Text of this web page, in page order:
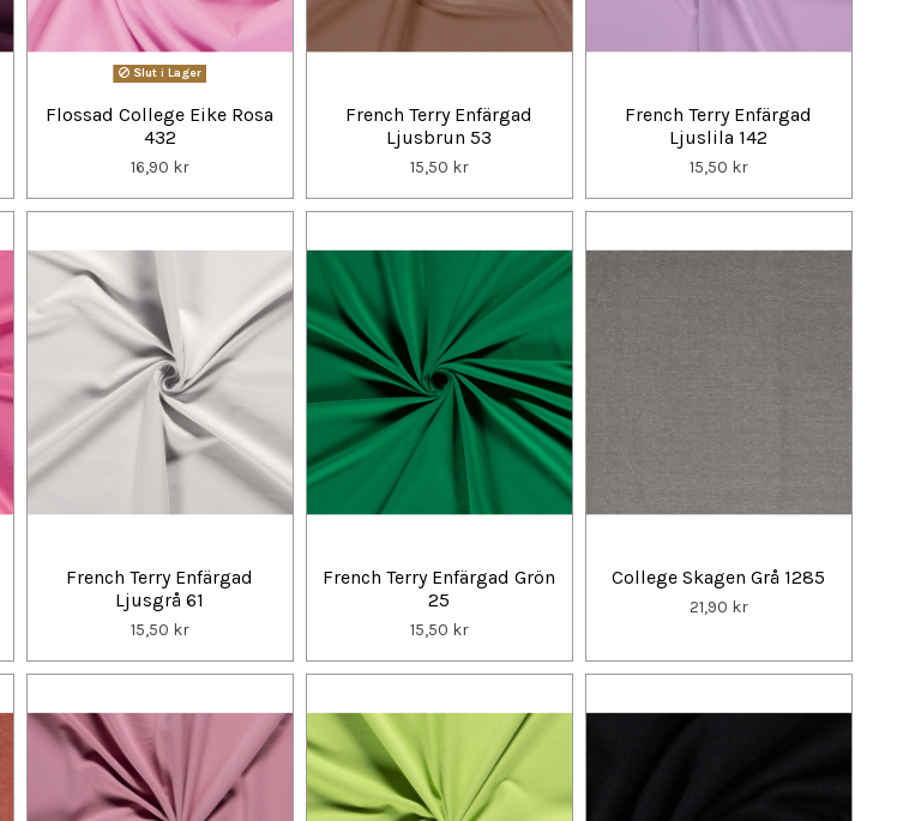
Slut i Lager
Flossad College Eike Rosa
432
16,90 kr
French Terry Enfärgad
Ljusbrun 53
15,50 kr
French Terry Enfärgad
Ljuslila 142
15,50 kr
French Terry Enfärgad
Ljusgrå 61
15,50 kr
French Terry Enfärgad Grön
25
15,50 kr
College Skagen Grå 1285
21,90 kr